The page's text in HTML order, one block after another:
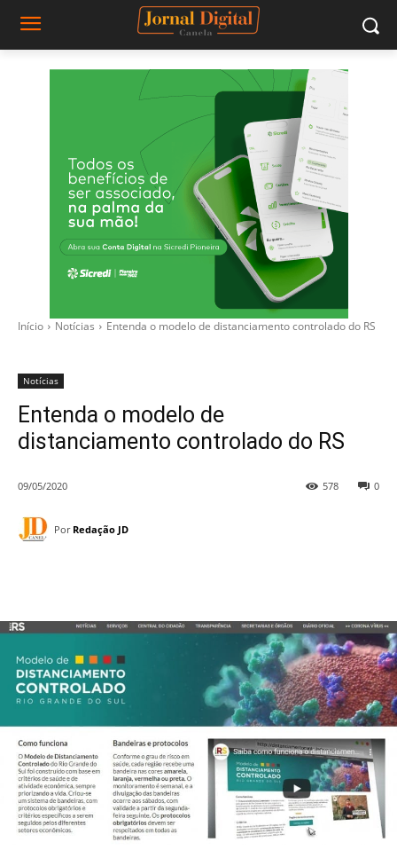
Início Notícias Entenda o modelo de distanciamento controlado do RS
Notícias
Entenda o modelo de
distanciamento controlado do RS
09/05/2020 0
578
Por Redação JD